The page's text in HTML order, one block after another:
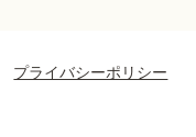
プライバシーポリシー